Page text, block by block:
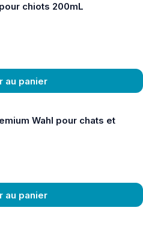
chiots 200mL
au panier
Wahl pour chats et
au panier